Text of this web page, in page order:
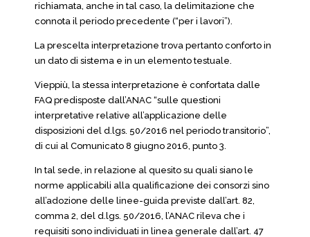
richiamata, anche in tal caso, la delimitazione che
connota il periodo precedente (“per i lavori”).
La prescelta interpretazione trova pertanto conforto in
un dato di sistema e in un elemento testuale.
Vieppiù, la stessa interpretazione è confortata dalle
FAQ predisposte dall’ANAC “sulle questioni
interpretative relative all’applicazione delle
disposizioni del d.lgs. 50/2016 nel periodo transitorio”,
di cui al Comunicato 8 giugno 2016, punto 3.
In tal sede, in relazione al quesito su quali siano le
norme applicabili alla qualificazione dei consorzi sino
all’adozione delle linee-guida previste dall’art. 82,
comma 2, del d.lgs. 50/2016, l’ANAC rileva che i
requisiti sono individuati in linea generale dall’art. 47